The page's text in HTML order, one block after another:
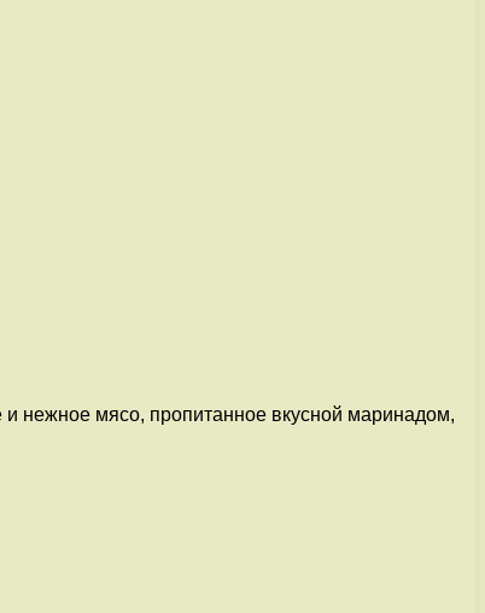
нежное мясо, пропитанное вкусной маринадом,